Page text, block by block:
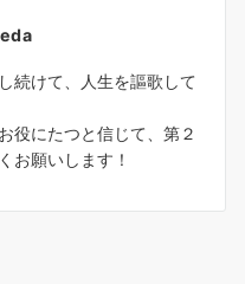
続けて、人生を謳歌して
役にたつと信じて、第２
願いします！